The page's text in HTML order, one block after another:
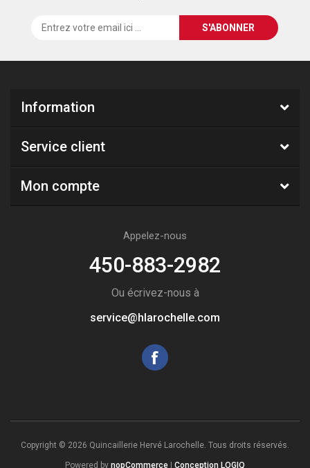
Information
Service client
Mon compte
Appelez-nous
450-883-2982
Ou écrivez-nous à
service@hlarochelle.com
Copyright © 2026 Quincaillerie Hervé Larochelle. Tous droits réservés.
Powered by nopCommerce Conception LOGIQ